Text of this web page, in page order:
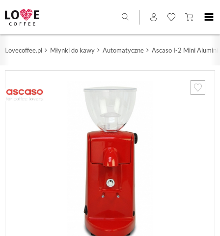
Lovecoffee.pl Młynki do kawy Automatyczne Ascaso I-2 Mini